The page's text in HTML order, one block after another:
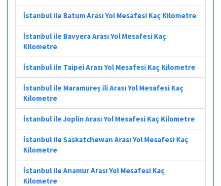
İstanbul ile Batum Arası Yol Mesafesi Kaç Kilometre
İstanbul ile Bavyera Arası Yol Mesafesi Kaç
Kilometre
İstanbul ile Taipei Arası Yol Mesafesi Kaç Kilometre
İstanbul ile Maramureș ili Arası Yol Mesafesi Kaç
Kilometre
İstanbul ile Joplin Arası Yol Mesafesi Kaç Kilometre
İstanbul ile Saskatchewan Arası Yol Mesafesi Kaç
Kilometre
İstanbul ile Anamur Arası Yol Mesafesi Kaç
Kilometre